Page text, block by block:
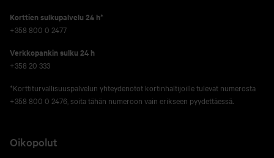
Korttien sulkupalvelu 24 h*
+358 800 0 2477
Verkko­pankin sulku 24 h
+358 20 333
*Korttiturvallisuuspalvelun yhteydenotot kortinhaltijoille tulevat numerosta
+358 800 0 2476, soita tähän numeroon vain erikseen pyydettäessä.
Oikopolut